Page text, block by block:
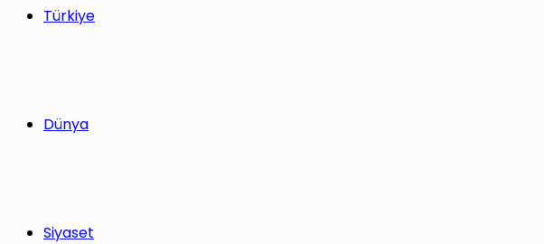
Türkiye
Dünya
Siyaset